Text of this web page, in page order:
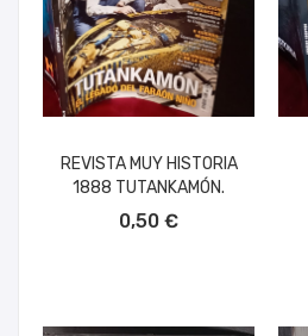
REVISTA MUY HISTORIA
1888 TUTANKAMÓN.
0,50 €